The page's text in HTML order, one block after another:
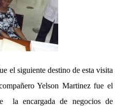
el siguiente destino de esta visita
Yelson Martinez fue el
la encargada de negocios de